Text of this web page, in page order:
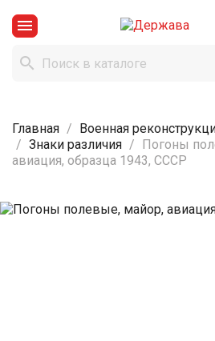


Главная Военная
Знаки различия
Погоны
авиация, образца 1943, СССР